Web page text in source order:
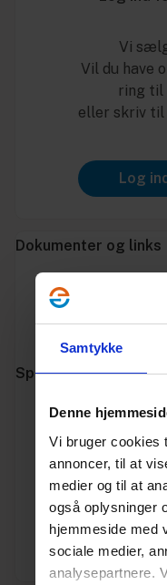
Samtykke
Denne
Vi bruger cookies
annoncer, til at
medier og til at
også oplysninger
hjemmeside med
sociale medier,
analysepartnere.
Vi
Vil du have
ring til
eller skriv til
Log
Dokumenter og links
Godkendelse
Specifikationer
Varenummer
Vægt 0.23
Enhed STK.
Dimension 40